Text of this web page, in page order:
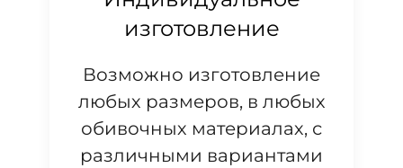
изготовление
Возможно изготовление
любых размеров, в любых
обивочных материалах, с
различными вариантами